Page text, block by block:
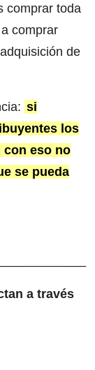
comprar toda
comprar
de
si
los
con eso no
se pueda
a través